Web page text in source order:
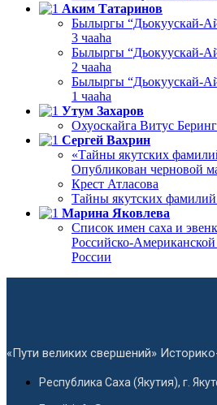
Аким Татаринов
Былыргы “Дьокуускай-
3 чааһа
Былыргы “Дьокуускай-
2 чааһа
Былыргы “Дьокуускай-
1 чааһа
Утум Захаров
Охуоскайга Витус
Сергей Вахрин
«Тайны якутских
Опубликован черновой
Крест Атласова
Тайны якутских
Марина Яковлева
Список имен саха и
Российско-
России
«Пути великих свершений»
Республика Саха (Якутия), г.